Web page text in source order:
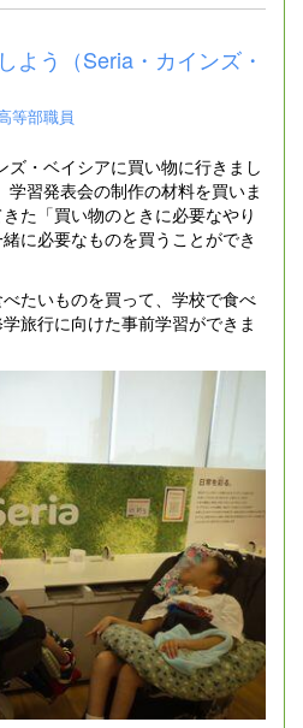
よう（Seria・カインズ・
等部職員
・ベイシアに買い物に行きまし
習発表会の制作の材料を買いま
た「買い物のときに必要なやり
に必要なものを買うことができ
たいものを買って、学校で食べ
旅行に向けた事前学習ができま